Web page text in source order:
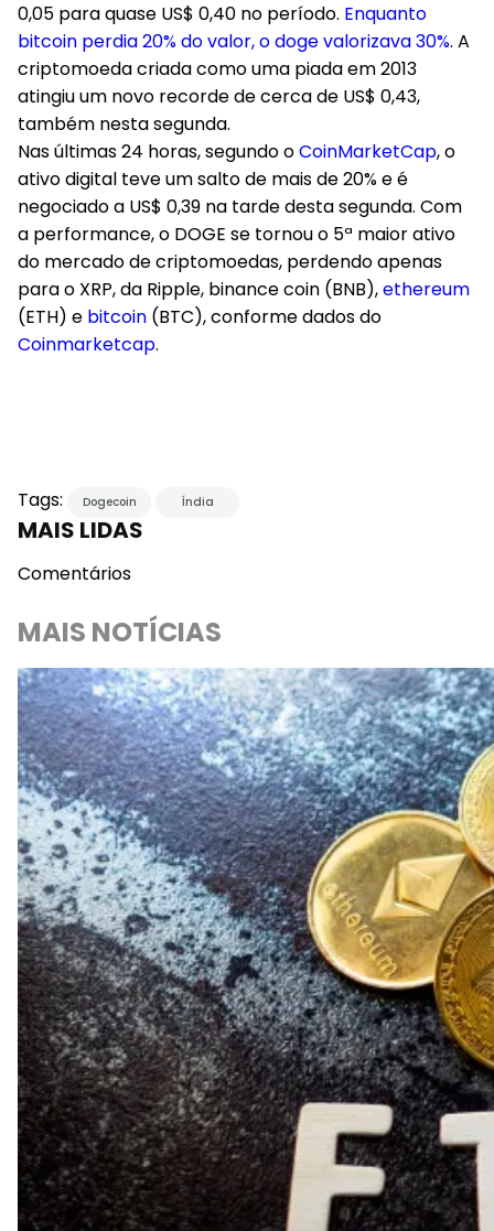
0,05 para quase US$ 0,40 no período. Enquanto
bitcoin perdia 20% do valor, o doge valorizava 30%. A
criptomoeda criada como uma piada em 2013
atingiu um novo recorde de cerca de US$ 0,43,
também nesta segunda.
Nas últimas 24 horas, segundo oCoinMarketCap, o
ativo digital teve um salto de mais de 20% e é
negociado a US$ 0,39 na tarde desta segunda. Com
a performance, o DOGE se tornou o 5ª maior ativo
do mercado de criptomoedas, perdendo apenas
para o XRP, da Ripple, binance coin (BNB),ethereum
(ETH) e bitcoin (BTC), conforme dados do
Coinmarketcap.
Tags: Dogecoin Índia
MAIS LIDAS
Comentários
MAIS NOTÍCIAS